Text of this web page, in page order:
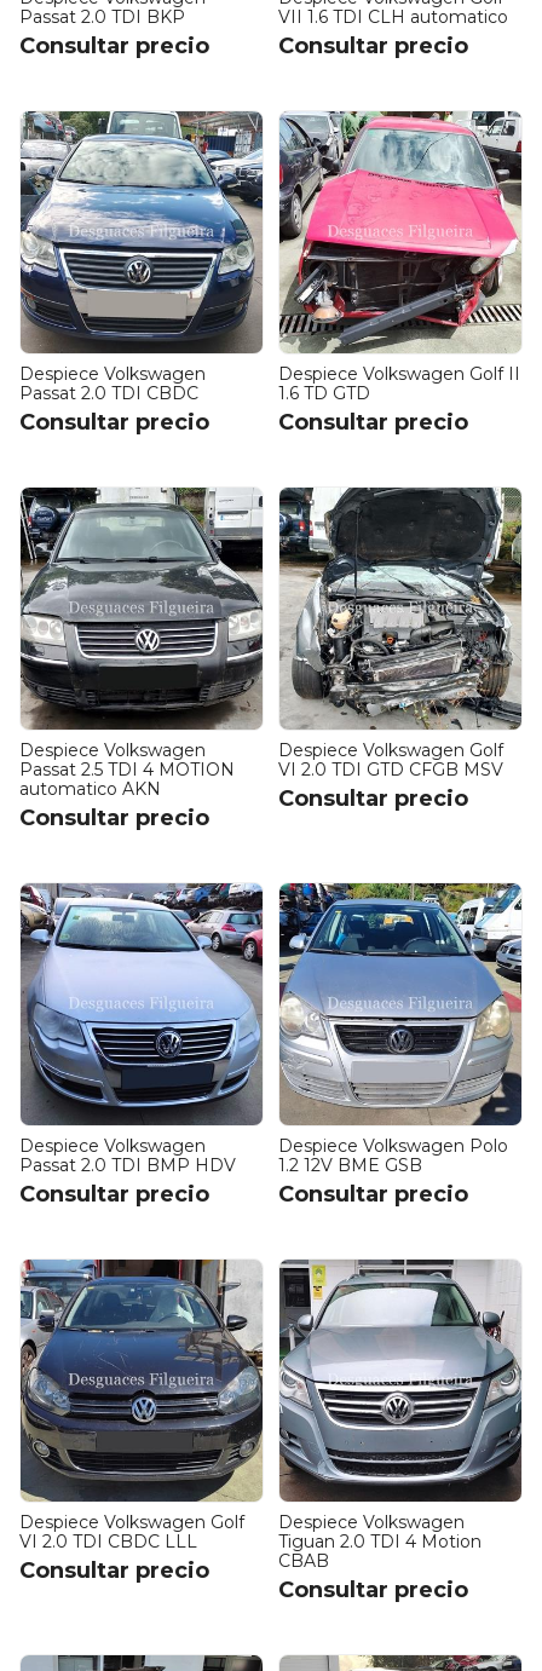
Passat 2.0 TDI BKP
Consultar precio
VII 1.6 TDI CLH automatico
Consultar precio
Despiece Volkswagen
Passat 2.0 TDI CBDC
Consultar precio
Despiece Volkswagen Golf II
1.6 TD GTD
Consultar precio
Despiece Volkswagen
Passat 2.5 TDI 4 MOTION
automatico AKN
Consultar precio
Despiece Volkswagen Golf
VI 2.0 TDI GTD CFGB MSV
Consultar precio
Despiece Volkswagen
Passat 2.0 TDI BMP HDV
Consultar precio
Despiece Volkswagen Polo
1.2 12V BME GSB
Consultar precio
Despiece Volkswagen Golf
VI 2.0 TDI CBDC LLL
Consultar precio
Despiece Volkswagen
Tiguan 2.0 TDI 4 Motion
CBAB
Consultar precio